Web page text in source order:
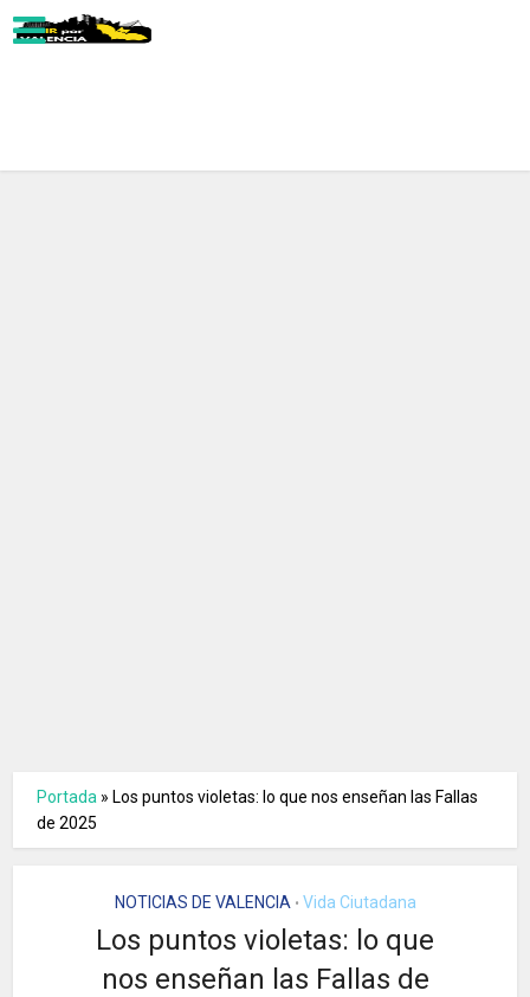
Portada » Los puntos violetas: lo que nos enseñan las Fallas
de 2025
NOTICIAS DE VALENCIA • Vida Ciutadana
Los puntos violetas: lo que
nos enseñan las Fallas de